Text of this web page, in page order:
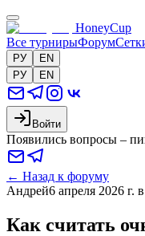
HoneyCup
Все турнирыФорум
РУ
EN
РУ
EN
Войти
Появились вопросы –
← Назад к форуму
Андрей6 апреля 2026 г.
Как считать